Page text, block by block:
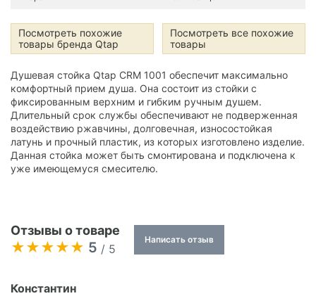
Посмотреть похожие
товары бренда Qtap
Посмотреть все похожие
товары
Душевая стойка Qtap CRM 1001 обеспечит максимально
комфортный прием душа. Она состоит из стойки с
фиксированным верхним и гибким ручным душем.
Длительный срок службы обеспечивают не подверженная
воздействию ржавчины, долговечная, износостойкая
латунь и прочный пластик, из которых изготовлено изделие.
Данная стойка может быть смонтирована и подключена к
уже имеющемуся смесителю.
Отзывы о товаре
5 / 5
Написать отзыв
Константин